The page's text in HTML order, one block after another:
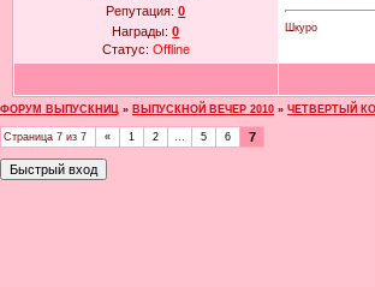
Репутация:0
Награды:0
Статус: Offline
Шкуро
ФОРУМ ВЫПУСКНИЦ » ВЫПУСКНОЙ ВЕЧЕР 2010 » ЧЕТВЕРТЫЙ
Страница 7 из 7 « 1 2 … 5 6 7